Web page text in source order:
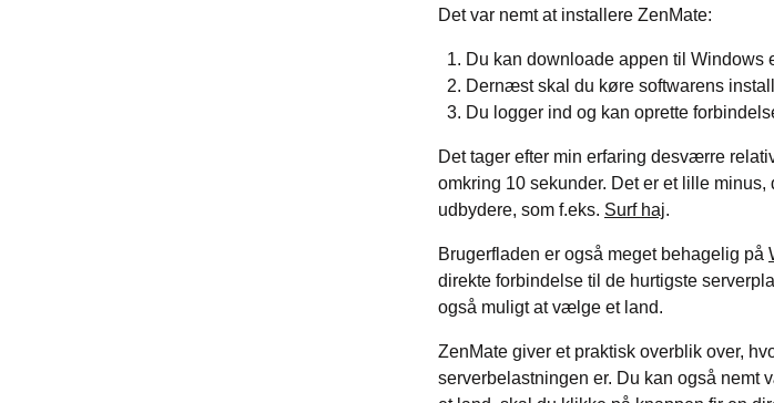
Det var nemt at installere ZenMate:
Du kan downloade appen til Windows
Dernæst skal du køre softwarens
Du logger ind og kan oprette
Det tager efter min erfaring desværre
omkring 10 sekunder. Det er et lille
udbydere, som f.eks. Surf haj.
Brugerfladen er også meget behagelig på
direkte forbindelse til de hurtigste
også muligt at vælge et land.
ZenMate giver et praktisk overblik over,
serverbelastningen er. Du kan også